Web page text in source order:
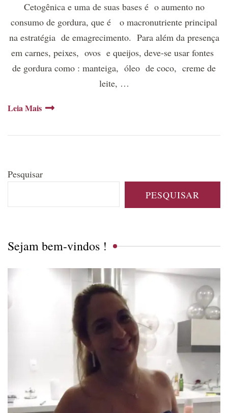
Cetogênica e uma de suas bases é o aumento no
consumo de gordura, que é o macronutriente principal
na estratégia de emagrecimento. Para além da presença
em carnes, peixes, ovos e queijos, deve-se usar fontes
de gordura como : manteiga, óleo de coco, creme de
leite, …
Leia Mais
Pesquisar
PESQUISAR
Sejam bem-vindos !